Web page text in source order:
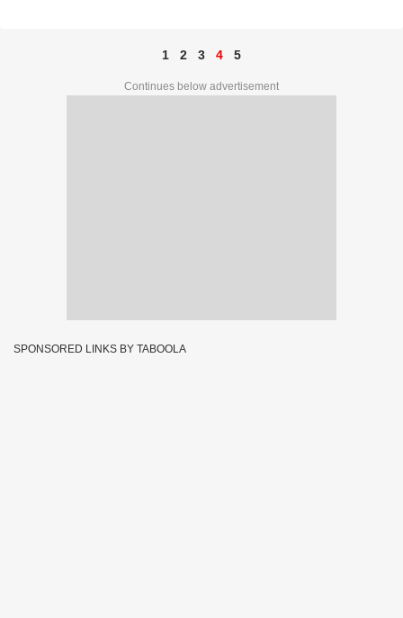
1 2 3 4 5
Continues below advertisement
SPONSORED LINKS BY TABOOLA